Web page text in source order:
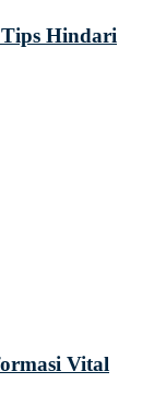
Hindari
Vital